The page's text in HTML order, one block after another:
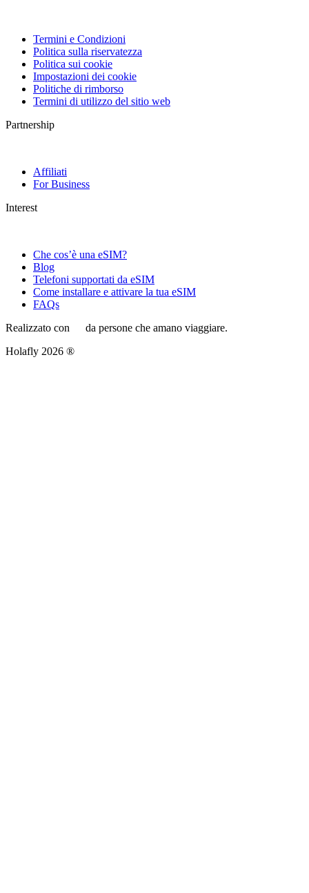
Termini e Condizioni
Politica sulla riservatezza
Politica sui cookie
Impostazioni dei cookie
Politiche di rimborso
Termini di utilizzo del sitio web
Partnership
Affiliati
For Business
Interest
Che cos’è una eSIM?
Blog
Telefoni supportati da eSIM
Come installare e attivare la tua eSIM
FAQs
Realizzato con
da persone che amano viaggiare.
Holafly 2026 ®